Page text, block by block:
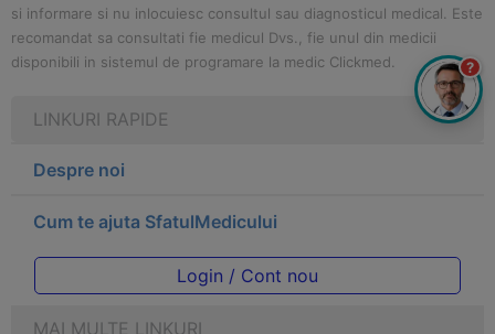
si informare si nu inlocuiesc consultul sau diagnosticul medical. Este
recomandat sa consultati fie medicul Dvs., fie unul din medicii
disponibili in sistemul de programare la medic Clickmed.
LINKURI RAPIDE
Despre noi
Cum te ajuta SfatulMedicului
Login / Cont nou
MAI MULTE LINKURI
?